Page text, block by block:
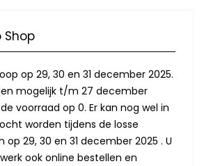
Shop
op 29, 30 en 31 december 2025.
mogelijk t/m 27 december
voorraad op 0. Er kan nog wel in
worden tijdens de losse
op 29, 30 en 31 december 2025 . U
ook online bestellen en